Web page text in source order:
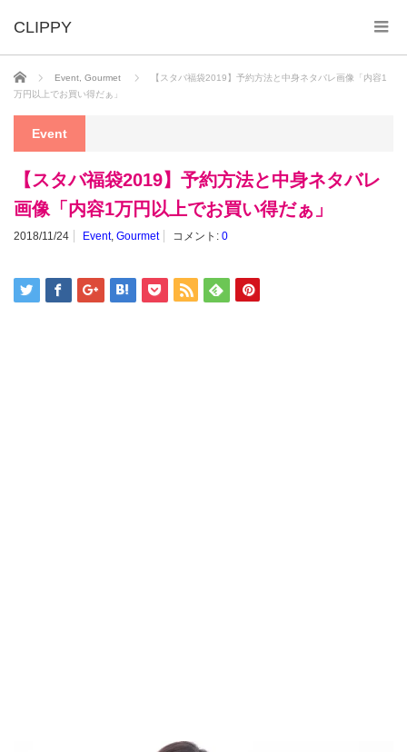
ホーム Event Gourmet
【スタバ福袋2019】予約方法と中身ネタバレ画像「内容1
万円以上でお買い得だぁ」
Event
【スタバ福袋2019】予約方法と中身ネタバレ
画像「内容1万円以上でお買い得だぁ」
2018/11/24 Event, Gourmet コメント: 0